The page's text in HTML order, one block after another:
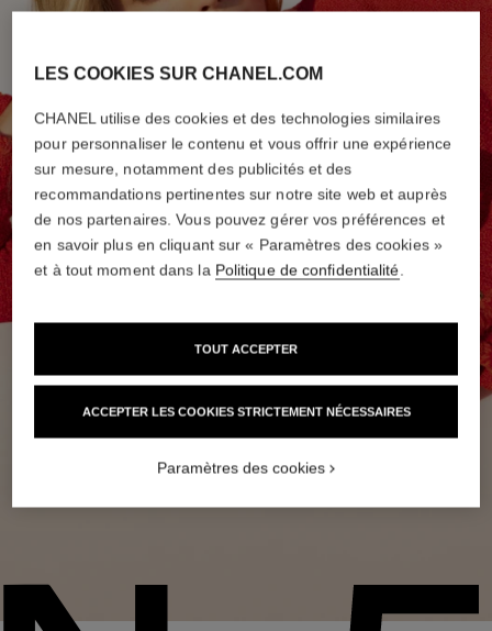
LES COOKIES SUR CHANEL.COM
CHANEL utilise des cookies et des technologies similaires
pour personnaliser le contenu et vous offrir une expérience
sur mesure, notamment des publicités et des
recommandations pertinentes sur notre site web et auprès
de nos partenaires. Vous pouvez gérer vos préférences et
en savoir plus en cliquant sur « Paramètres des cookies »
et à tout moment dans la Politique de confidentialité
ACCEPTER LES COOKIES STRICTEMENT NÉCESSAIRES
TOUT ACCEPTER
Paramètres des cookies